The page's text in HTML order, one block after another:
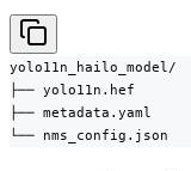
yolo11n_hailo_model/
├── yolo11n.hef
├── metadata.yaml
└── nms_config.json